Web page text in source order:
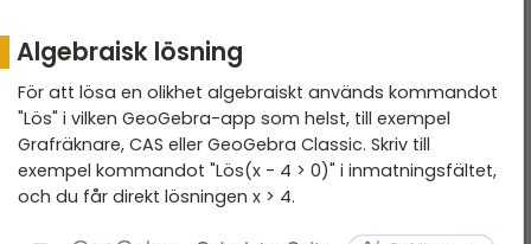
Algebraisk lösning
För att lösa en olikhet algebraiskt används kommandot
"Lös" i vilken GeoGebra-app som helst, till exempel
Grafräknare, CAS eller GeoGebra Classic. Skriv till
exempel kommandot "Lös(x - 4 > 0)" i inmatningsfältet,
och du får direkt lösningen x > 4.